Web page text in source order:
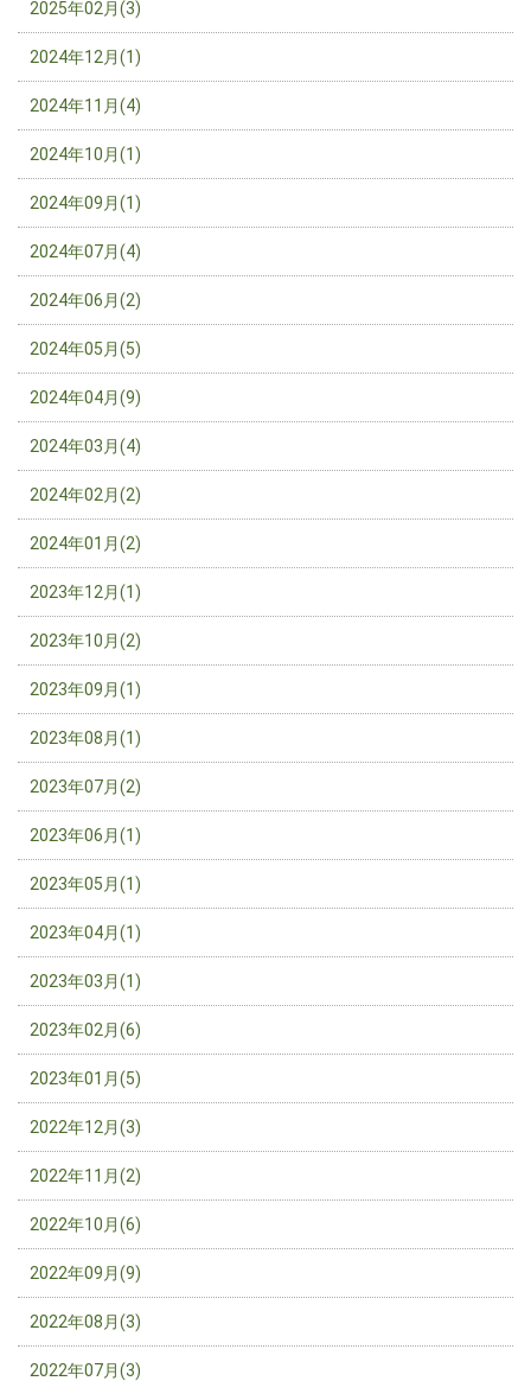
2025年02月(3)
2024年12月(1)
2024年11月(4)
2024年10月(1)
2024年09月(1)
2024年07月(4)
2024年06月(2)
2024年05月(5)
2024年04月(9)
2024年03月(4)
2024年02月(2)
2024年01月(2)
2023年12月(1)
2023年10月(2)
2023年09月(1)
2023年08月(1)
2023年07月(2)
2023年06月(1)
2023年05月(1)
2023年04月(1)
2023年03月(1)
2023年02月(6)
2023年01月(5)
2022年12月(3)
2022年11月(2)
2022年10月(6)
2022年09月(9)
2022年08月(3)
2022年07月(3)